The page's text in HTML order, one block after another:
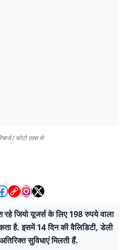
/ फोटो एक्स से
जियो यूजर्स के लिए 198 रुपये वाला
है. इसमें 14 दिन की वैलिडिटी, डेली
सुविधाएं मिलती हैं.